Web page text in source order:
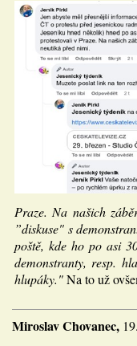
Praze. Na našich
”diskuse" s
poště, kde ho po asi
demonstranty, resp.
hlupáky."Na to už
Miroslav Chovanec,